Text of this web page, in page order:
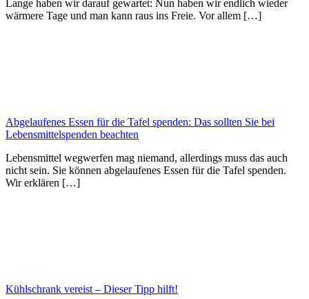
Lange haben wir darauf gewartet: Nun haben wir endlich wieder
wärmere Tage und man kann raus ins Freie. Vor allem […]
Abgelaufenes Essen für die Tafel spenden: Das sollten Sie bei
Lebensmittelspenden beachten
Lebensmittel wegwerfen mag niemand, allerdings muss das auch
nicht sein. Sie können abgelaufenes Essen für die Tafel spenden.
Wir erklären […]
Kühlschrank vereist – Dieser Tipp hilft!